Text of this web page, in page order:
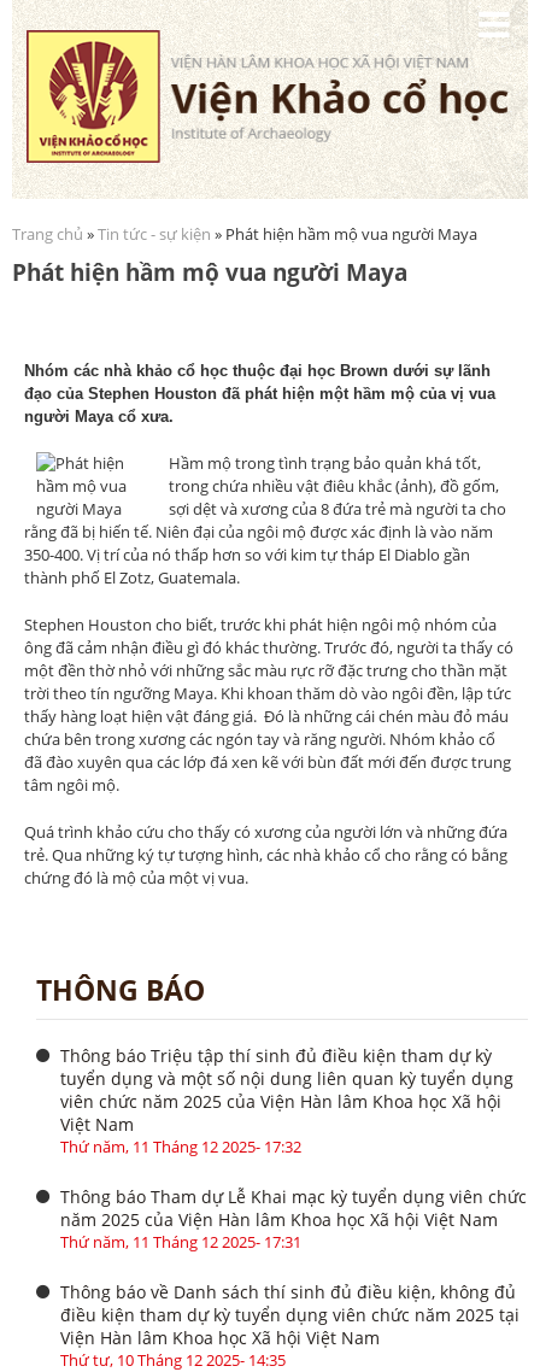
Nhảy
đến
nội
dung
Bạn đang ở đây
Trang chủ »Tin tức - sự kiện » Phát hiện hầm mộ vua người Maya
Phát hiện hầm mộ vua người Maya
Nhóm các nhà khảo cổ học thuộc đại học Brown dưới sự lãnh
đạo của Stephen Houston đã phát hiện một hầm mộ của vị vua
người Maya cổ xưa.
Hầm mộ trong tình trạng bảo quản khá tốt,
trong chứa nhiều vật điêu khắc (ảnh), đồ gốm,
sợi dệt và xương của 8 đứa trẻ mà người ta cho
rằng đã bị hiến tế. Niên đại của ngôi mộ được xác định là vào năm
350-400. Vị trí của nó thấp hơn so với kim tự tháp El Diablo gần
thành phố El Zotz, Guatemala.
Stephen Houston cho biết, trước khi phát hiện ngôi mộ nhóm của
ông đã cảm nhận điều gì đó khác thường. Trước đó, người ta thấy có
một đền thờ nhỏ với những sắc màu rực rỡ đặc trưng cho thần mặt
trời theo tín ngưỡng Maya. Khi khoan thăm dò vào ngôi đền, lập tức
thấy hàng loạt hiện vật đáng giá. Đó là những cái chén màu đỏ máu
chứa bên trong xương các ngón tay và răng người. Nhóm khảo cổ
đã đào xuyên qua các lớp đá xen kẽ với bùn đất mới đến được trung
tâm ngôi mộ.
Quá trình khảo cứu cho thấy có xương của người lớn và những đứa
trẻ. Qua những ký tự tượng hình, các nhà khảo cổ cho rằng có bằng
chứng đó là mộ của một vị vua.
THÔNG BÁO
Thông báo Triệu tập thí sinh đủ điều kiện tham dự kỳ
tuyển dụng và một số nội dung liên quan kỳ tuyển dụng
viên chức năm 2025 của Viện Hàn lâm Khoa học Xã hội
Việt Nam
Thứ năm, 11 Tháng 12 2025- 17:32
Thông báo Tham dự Lễ Khai mạc kỳ tuyển dụng viên chức
năm 2025 của Viện Hàn lâm Khoa học Xã hội Việt Nam
Thứ năm, 11 Tháng 12 2025- 17:31
Thông báo về Danh sách thí sinh đủ điều kiện, không đủ
điều kiện tham dự kỳ tuyển dụng viên chức năm 2025 tại
Viện Hàn lâm Khoa học Xã hội Việt Nam
Thứ tư, 10 Tháng 12 2025- 14:35